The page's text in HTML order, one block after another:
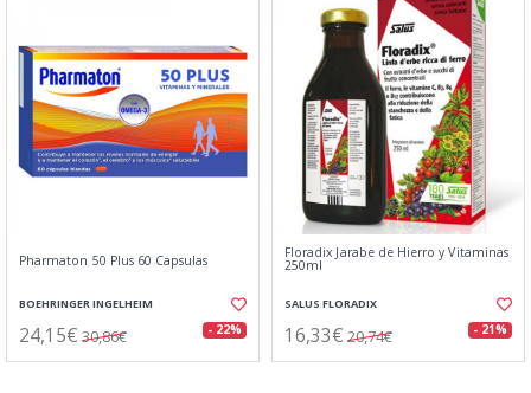
Pharmaton 50 Plus 60 Capsulas
BOEHRINGER INGELHEIM
24,15€ 30,86€ - 22%
Floradix Jarabe de Hierro y Vitaminas
250ml
SALUS FLORADIX
16,33€ 20,74€ - 21%